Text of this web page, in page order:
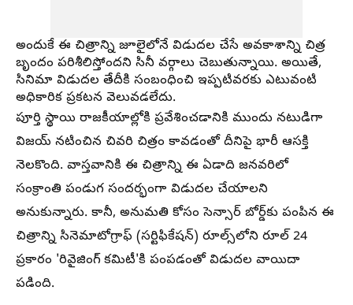
అందుకే ఈ చిత్రాన్ని జూలైలోనే విడుదల చేసే అవకాశాన్ని చిత్ర
బృందం పరిశీలిస్తోందని సినీ వర్గాలు చెబుతున్నాయి. అయితే,
సినిమా విడుదల తేదీకి సంబంధించి ఇప్పటివరకు ఎటువంటి
అధికారిక ప్రకటన వెలువడలేదు.
పూర్తి స్థాయి రాజకీయాల్లోకి ప్రవేశించడానికి ముందు నటుడిగా
విజయ్ నటించిన చివరి చిత్రం కావడంతో దీనిపై భారీ ఆసక్తి
నెలకొంది. వాస్తవానికి ఈ చిత్రాన్ని ఈ ఏడాది జనవరిలో
సంక్రాంతి పండుగ సందర్భంగా విడుదల చేయాలని
అనుకున్నారు. కానీ, అనుమతి కోసం సెన్సార్ బోర్డ్‌కు పంపిన ఈ
చిత్రాన్ని సినెమాటోగ్రాఫ్ (సర్టిఫికేషన్) రూల్స్‌లోని రూల్ 24
ప్రకారం 'రివైజింగ్ కమిటీ'కి పంపడంతో విడుదల వాయిదా
పడింది.